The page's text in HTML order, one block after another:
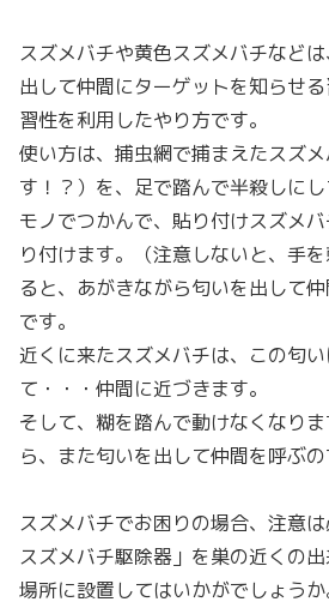
スズメバチや黄色スズメバチなど
出して仲間にターゲットを知らせ
習性を利用したやり方です。
使い方は、捕虫網で捕まえたスズ
す！？）を、足で踏んで半殺しに
モノでつかんで、貼り付けスズメ
り付けます。（注意しないと、手
ると、あがきながら匂いを出して
です。
近くに来たスズメバチは、この匂
て・・・仲間に近づきます。
そして、糊を踏んで動けなくなり
ら、また匂いを出して仲間を呼ぶの
スズメバチでお困りの場合、注意
スズメバチ駆除器」を巣の近くの
場所に設置してはいかがでしょうか